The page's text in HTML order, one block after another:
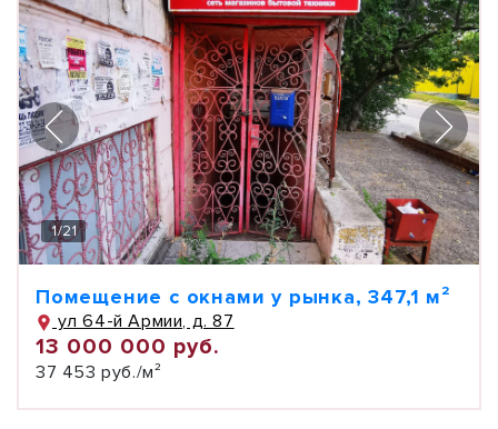
1/21
Помещение с окнами у рынка, 347,1 м²
ул 64-й Армии, д. 87
13 000 000 руб.
37 453 руб./м²